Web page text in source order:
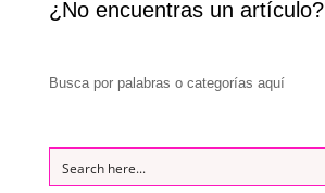
¿No encuentras un artículo?
Busca por palabras o categorías aquí